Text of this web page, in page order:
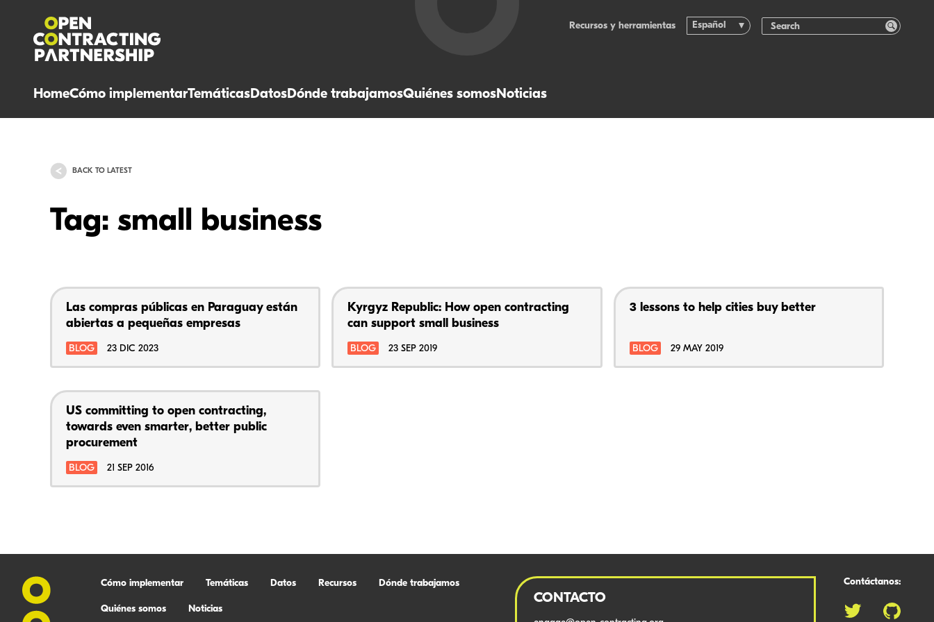
HomeCómo implementarTemáticasDatosDónde trabajamosQuiénes somosNoticias
Recursos y herramientas Español
BACK TO LATEST
Tag: small business
Las compras públicas en Paraguay están
abiertas a pequeñas empresas
BLOG 23 DIC 2023
Kyrgyz Republic: How open contracting
can support small business
BLOG 23 SEP 2019
3 lessons to help cities buy better
BLOG 29 MAY 2019
US committing to open contracting,
towards even smarter, better public
procurement
BLOG 21 SEP 2016
Cómo implementar Temáticas Datos Recursos Dónde trabajamos
Quiénes somos Noticias
CONTACTO
Contáctanos: